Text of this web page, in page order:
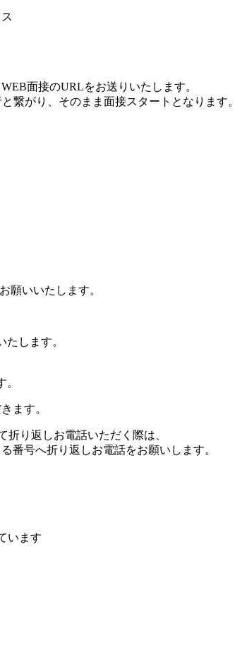
面接のURLをお送りいたします。
繋がり、そのまま面接スタートとなります。
願いいたします。
します。
ます。
折り返しお電話いただく際は、
番号へ折り返しお電話をお願いします。
います